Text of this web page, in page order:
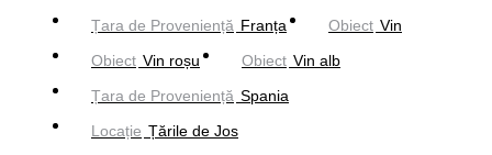
Țara de Proveniență Franța Obiect Vin
Obiect Vin roșu Obiect Vin alb
Țara de Proveniență Spania
Locație Țările de Jos